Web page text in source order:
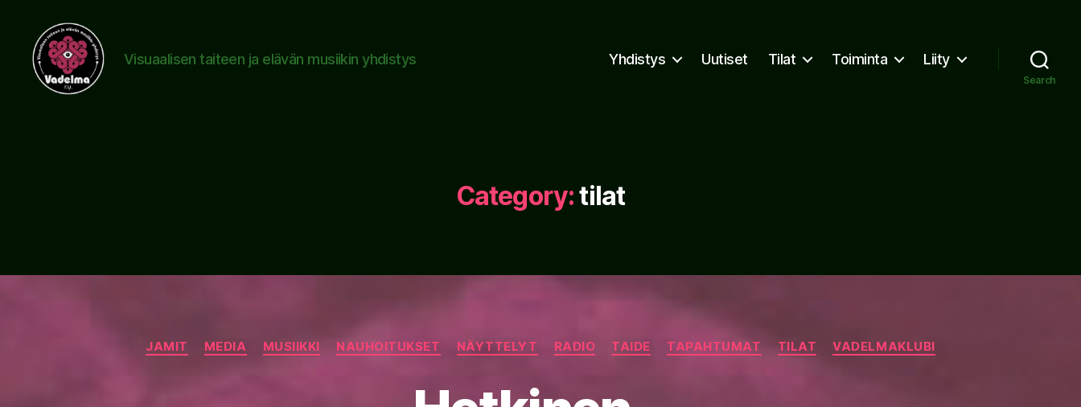
Visuaalisen taiteen ja elävän musiikin yhdistys Yhdistys Uutiset Tilat Toiminta Liity
Search
Category:tilat
Categories
JAMIT MEDIA MUSIIKKI NAUHOITUKSET NÄYTTELYT RADIO TAIDE TAPAHTUMAT TILAT VADELMAKLUBI